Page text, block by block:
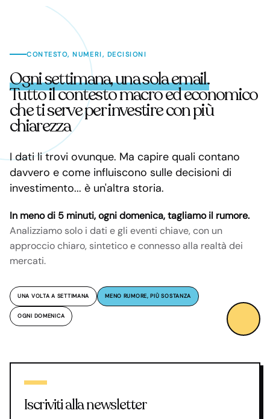
CONTESTO, NUMERI, DECISIONI
Ogni settimana, una sola email.
Tutto il contesto macro ed economico
che ti serve per investire con più
chiarezza
I dati li trovi ovunque. Ma capire quali contano
davvero e come influiscono sulle decisioni di
investimento... è un'altra storia.
In meno di 5 minuti, ogni domenica, tagliamo il rumore.
Analizziamo solo i dati e gli eventi chiave, con un
approccio chiaro, sintetico e connesso alla realtà dei
mercati.
UNA VOLTA A SETTIMANA MENO RUMORE, PIÙ SOSTANZA
OGNI DOMENICA
Iscriviti alla newsletter